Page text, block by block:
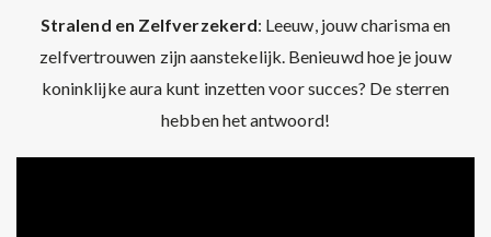
Stralend en Zelfverzekerd: Leeuw, jouw charisma en
zelfvertrouwen zijn aanstekelijk. Benieuwd hoe je jouw
koninklijke aura kunt inzetten voor succes? De sterren
hebben het antwoord!